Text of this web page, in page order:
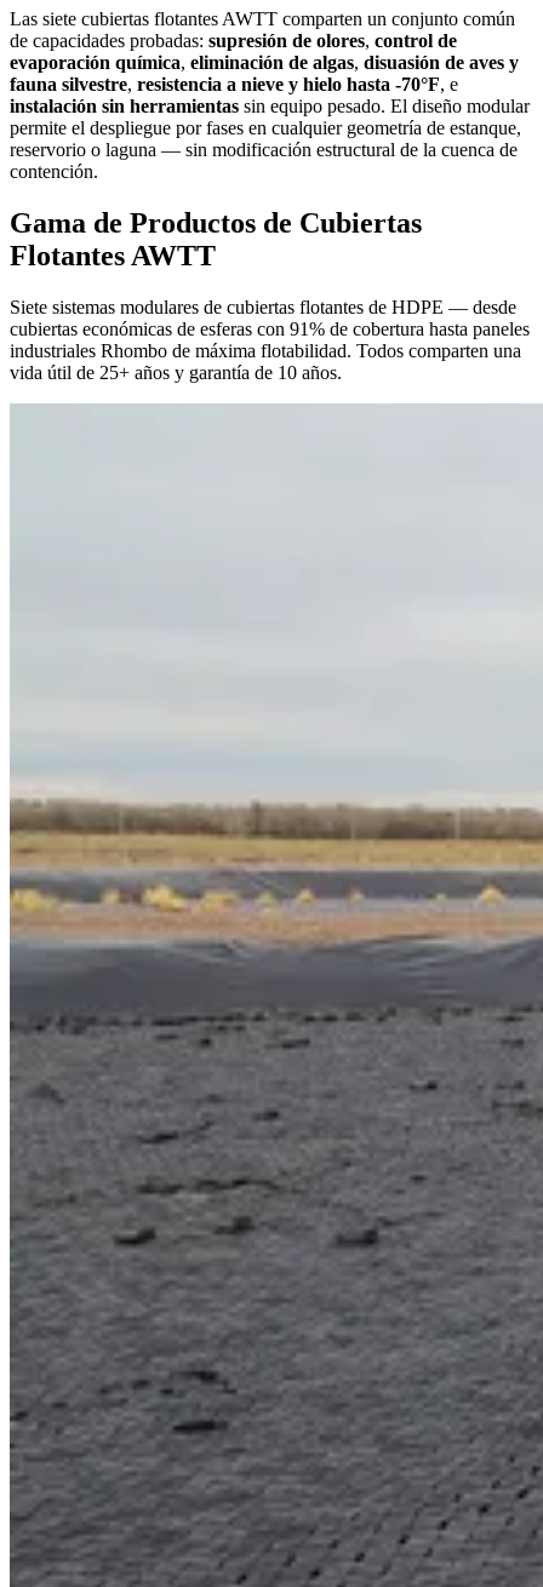
Las siete cubiertas flotantes AWTT comparten un conjunto común
de capacidades probadas: supresión de olores, control de
evaporación química, eliminación de algas, disuasión de aves y
fauna silvestre, resistencia a nieve y hielo hasta -70°F, e
instalación sin herramientas sin equipo pesado. El diseño modular
permite el despliegue por fases en cualquier geometría de estanque,
reservorio o laguna — sin modificación estructural de la cuenca de
contención.
Gama de Productos de Cubiertas
Flotantes AWTT
Siete sistemas modulares de cubiertas flotantes de HDPE — desde
cubiertas económicas de esferas con 91% de cobertura hasta paneles
industriales Rhombo de máxima flotabilidad. Todos comparten una
vida útil de 25+ años y garantía de 10 años.